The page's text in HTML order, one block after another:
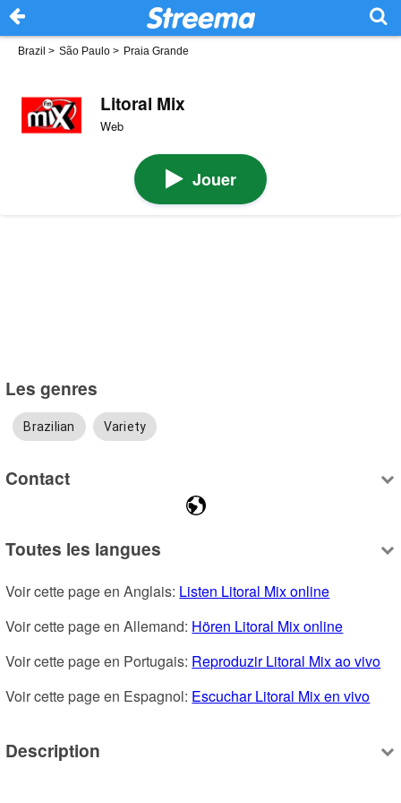
Brazil > São Paulo > Praia Grande
Litoral Mix
Web
Jouer
Les genres
Brazilian Variety
Contact
Toutes les langues
Voir cette page en Anglais: Listen Litoral Mix online
Voir cette page en Allemand: Hören Litoral Mix online
Voir cette page en Portugais: Reproduzir Litoral Mix ao vivo
Voir cette page en Espagnol: Escuchar Litoral Mix en vivo
Description